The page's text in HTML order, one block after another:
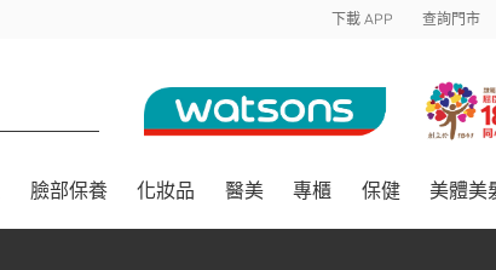
下載 APP 查詢門市
臉部保養 化妝品 醫美 專櫃 保健 美體美